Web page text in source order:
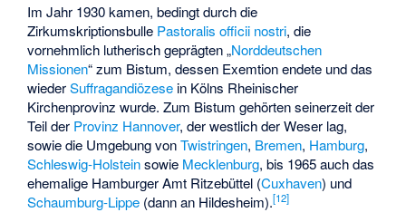
Im Jahr 1930 kamen, bedingt durch die
Zirkumskriptionsbulle Pastoralis officii nostri, die
vornehmlich lutherisch geprägten „Norddeutschen
Missionen“ zum Bistum, dessen Exemtion endete und das
wiederSuffragandiözese in Kölns Rheinischer
Kirchenprovinz wurde. Zum Bistum gehörten seinerzeit der
Teil der Provinz Hannover, der westlich der Weser lag,
sowie die Umgebung vonTwistringen, Bremen, Hamburg,
Schleswig-Holsteinsowie Mecklenburg, bis 1965 auch das
ehemalige Hamburger Amt Ritzebüttel (Cuxhaven) und
Schaumburg-Lippe (dann an Hildesheim).[12]